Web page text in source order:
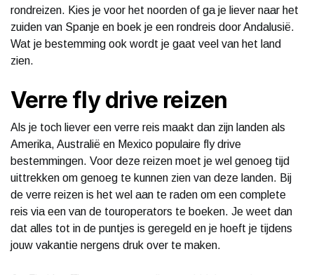
rondreizen. Kies je voor het noorden of ga je liever naar het
zuiden van Spanje en boek je een rondreis door Andalusië.
Wat je bestemming ook wordt je gaat veel van het land
zien.
Verre fly drive reizen
Als je toch liever een verre reis maakt dan zijn landen als
Amerika, Australië en Mexico populaire fly drive
bestemmingen. Voor deze reizen moet je wel genoeg tijd
uittrekken om genoeg te kunnen zien van deze landen. Bij
de verre reizen is het wel aan te raden om een complete
reis via een van de touroperators te boeken. Je weet dan
dat alles tot in de puntjes is geregeld en je hoeft je tijdens
jouw vakantie nergens druk over te maken.